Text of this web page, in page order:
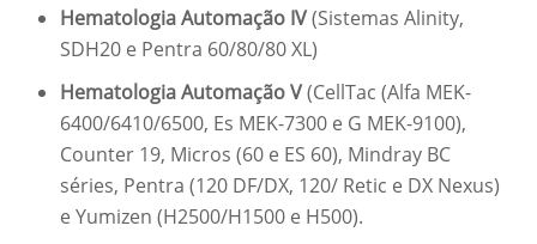
Hematologia Automação IV(Sistemas Alinity,
SDH20 e Pentra 60/80/80 XL)
Hematologia Automação V(CellTac (Alfa MEK-
6400/6410/6500, Es MEK-7300 e G MEK-9100),
Counter 19, Micros (60 e ES 60), Mindray BC
séries, Pentra (120 DF/DX, 120/ Retic e DX Nexus)
e Yumizen (H2500/H1500 e H500).